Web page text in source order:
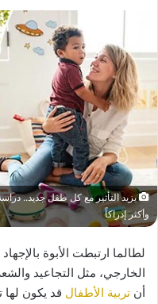
يزيد التأثير مع كل طفل جديد..
وأكثر إدراكاً
لطالما ارتبطت الأبوة
الخارجي، مثل التجاعيد
أن تربية الأطفال قد يكون لها